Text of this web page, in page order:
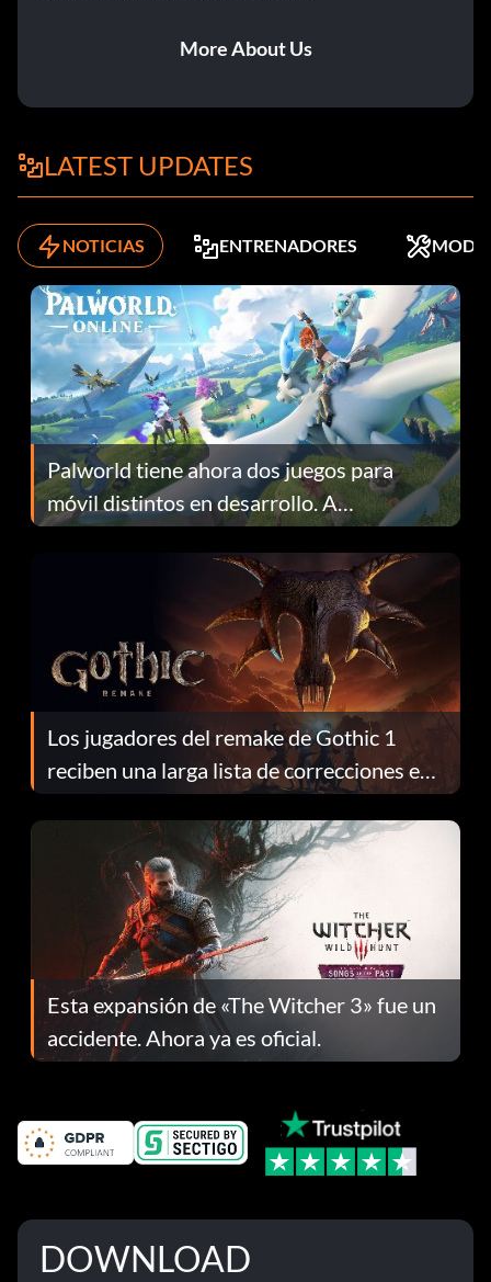
More About Us
LATEST UPDATES
NOTICIAS ENTRENADORES MODS
Palworld tiene ahora dos juegos para
móvil distintos en desarrollo. A
continuación te explicamos por qué.
Los jugadores del remake de Gothic 1
reciben una larga lista de correcciones en
el parche 1.0.4
Esta expansión de «The Witcher 3» fue un
accidente. Ahora ya es oficial.
DOWNLOAD